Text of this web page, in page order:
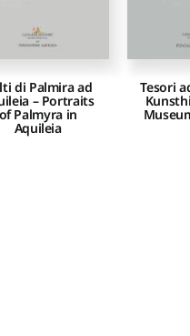
di Palmira ad
– Portraits
of Palmyra in
Aquileia
Tesori